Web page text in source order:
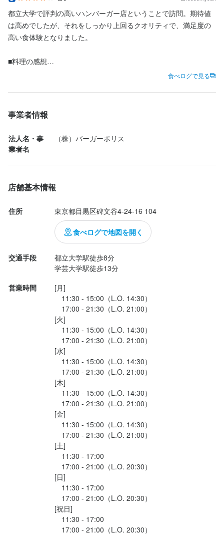
都立大学で評判の高いハンバーガー店ということで訪問。期待値
は高めでしたが、それをしっかり上回るクオリティで、満足度の
高い食体験となりました。
■料理の感想
まず特筆すべきは全体のバランスの良さ。パティは肉の旨みがし
一体感をしっかり支えています。ソースやトッピングも主張しす
ぎることなく、それぞれが役割を果たしている印象。見た目のイ
ンパクトだけでなく、「純粋に美味しいハンバーガー」を追求し
ている一皿でした。
土曜夜訪問、並びはありませんが店内は満席。
夜はコースメニューもあり、バーガー以外のメニューも充実して
据えて楽しむ雰囲気。デートやちょっとしたご褒美ランチなど、
幅広いシーンで使いやすい空...
食べログで見る
事業者情報
法人名・事
業者名
（株）バーガーポリス
店舗基本情報
住所 東京都目黒区碑文谷4-24-16 104
食べログで地図を開く
交通手段
都立大学駅徒歩8分
学芸大学駅徒歩13分
営業時間
[月]
11:30 - 15:00（L.O. 14:30）
17:00 - 21:30（L.O. 21:00）
[火]
11:30 - 15:00（L.O. 14:30）
17:00 - 21:30（L.O. 21:00）
[水]
11:30 - 15:00（L.O. 14:30）
17:00 - 21:30（L.O. 21:00）
[木]
11:30 - 15:00（L.O. 14:30）
17:00 - 21:30（L.O. 21:00）
[金]
11:30 - 15:00（L.O. 14:30）
17:00 - 21:30（L.O. 21:00）
[土]
11:30 - 17:00
17:00 - 21:00（L.O. 20:30）
[日]
11:30 - 17:00
17:00 - 21:00（L.O. 20:30）
[祝日]
11:30 - 17:00
17:00 - 21:00（L.O. 20:30）
コミュニケーション能力
歓迎スキル・経験
・美味しい料理で人を喜ばせたい方
・誠実に仕事に取り組める方
・チームで仕事することに意欲的な方
・独立志向のある方
少しでも興味をお持ちでしたら、ぜひお気軽にご応募ください。
一度、カジュアルにお話しましょう。ご応募を心よりお待ちして
Burger POLICE
東京都目黒区碑文谷4-24-16 104
法人名・事業者名
（株）バーガーポリス
最終更新日2026/04/07
法人名・事業者名
（株）バーガーポリス
最終更新日2026/04/07